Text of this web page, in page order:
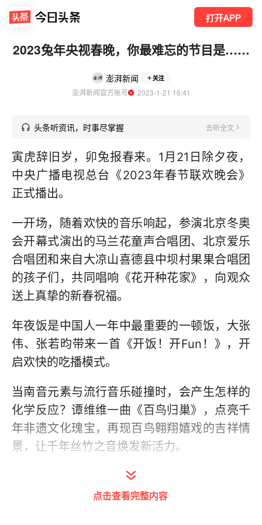
打开APP
2023兔年央视春晚，你最难忘的节目是……
澎湃新闻 关注
澎湃新闻官方账号
  2023-1-21 16:41
头条听资讯，时事尽掌握 去听全文
寅虎辞旧岁，卯兔报春来。1月21日除夕夜，
中央广播电视总台《2023年春节联欢晚会》
正式播出。
一开场，随着欢快的音乐响起，参演北京冬奥
会开幕式演出的马兰花童声合唱团、北京爱乐
合唱团和来自大凉山喜德县中坝村果果合唱团
的孩子们，共同唱响《花开种花家》，向观众
送上真挚的新春祝福。
年夜饭是中国人一年中最重要的一顿饭，大张
伟、张若昀带来一首《开饭！开Fun！》，开
启欢快的吃播模式。
当南音元素与流行音乐碰撞时，会产生怎样的
化学反应？谭维维一曲《百鸟归巢》，点亮千
年非遗文化瑰宝，再现百鸟翱翔嬉戏的吉祥情
景，让千年丝竹之音焕发新活力。
岳云鹏、孙越带来相声节目《我的变、变、
变》，小岳岳不仅能预测春晚热搜，更能靠一
点击查看完整内容